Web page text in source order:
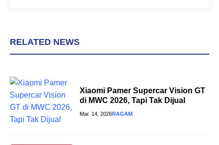
RELATED NEWS
Xiaomi Pamer Supercar Vision GT
di MWC 2026, Tapi Tak Dijual
Mar. 14, 2026RAGAM